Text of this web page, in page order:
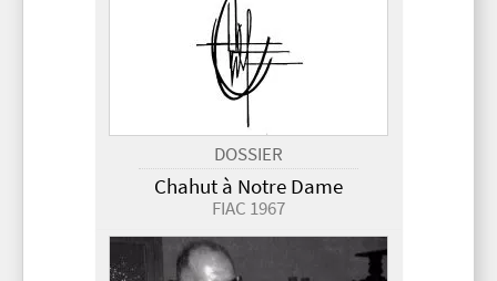
DOSSIER
Chahut à Notre Dame
FIAC 1967